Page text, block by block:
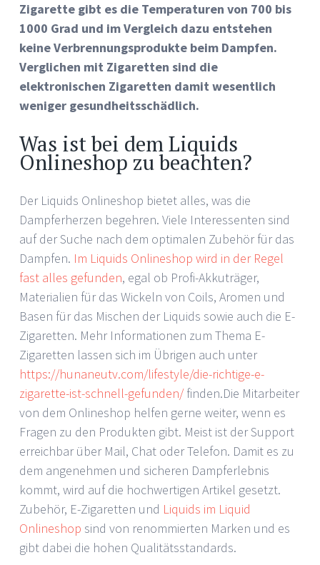
Zigarette gibt es die Temperaturen von 700 bis
1000 Grad und im Vergleich dazu entstehen
keine Verbrennungsprodukte beim Dampfen.
Verglichen mit Zigaretten sind die
elektronischen Zigaretten damit wesentlich
weniger gesundheitsschädlich.
Was ist bei dem Liquids
Onlineshop zu beachten?
Der Liquids Onlineshop bietet alles, was die
Dampferherzen begehren. Viele Interessenten sind
auf der Suche nach dem optimalen Zubehör für das
Dampfen. Im Liquids Onlineshop wird in der Regel
fast alles gefunden, egal ob Profi-Akkuträger,
Materialien für das Wickeln von Coils, Aromen und
Basen für das Mischen der Liquids sowie auch die E-
Zigaretten. Mehr Informationen zum Thema E-
Zigaretten lassen sich im Übrigen auch unter
https://hunaneutv.com/lifestyle/die-richtige-e-
zigarette-ist-schnell-gefunden/finden.Die Mitarbeiter
von dem Onlineshop helfen gerne weiter, wenn es
Fragen zu den Produkten gibt. Meist ist der Support
erreichbar über Mail, Chat oder Telefon. Damit es zu
dem angenehmen und sicheren Dampferlebnis
kommt, wird auf die hochwertigen Artikel gesetzt.
Zubehör, E-Zigaretten und Liquids im Liquid
Onlineshop sind von renommierten Marken und es
gibt dabei die hohen Qualitätsstandards.